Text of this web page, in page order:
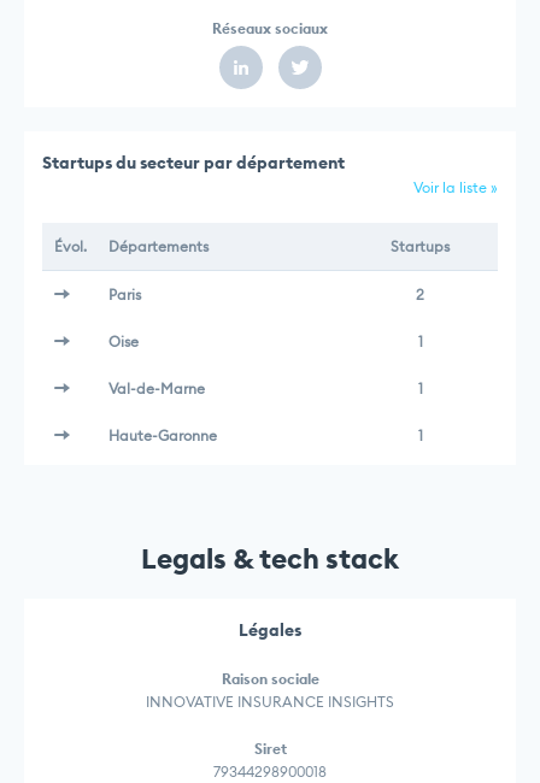
Réseaux sociaux
Startups du secteur par département
Voir la liste »
Évol. Départements Startups
Paris 2
Oise 1
Val-de-Marne 1
Haute-Garonne 1
Legals & tech stack
Légales
Raison sociale
INNOVATIVE INSURANCE INSIGHTS
Siret
79344298900018